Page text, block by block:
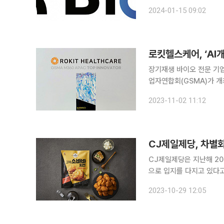
혔다. 무오트리 교수
2024-01-15 09:02
장기재생 바이오 전문 기
업자연합회(GSMA)가
융합된 초개인화 장기재
2023-11-02 11:12
CJ제일제당, 차별
CJ제일제당은 지난해
으로 입지를 다지고 있다고 29일 밝혔다. 식품 사업 부문에
만에 누적 매출 100억 원
2023-10-29 12:05